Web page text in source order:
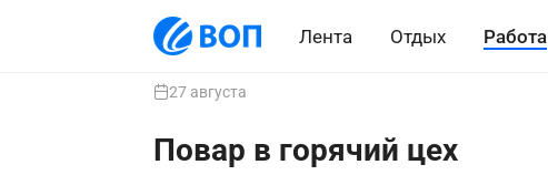
Лента Отдых Работа
27 августа
Повар в горячий цех